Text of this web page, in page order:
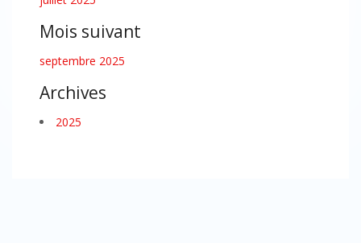
Mois suivant
septembre 2025
Archives
2025